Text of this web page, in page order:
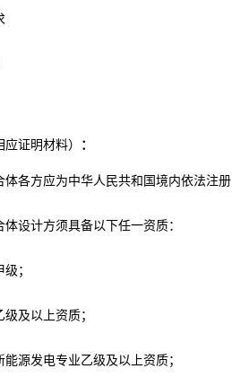
证明材料） ：
各方应为中华人民共和国境内依法注
设计方须具备以下任一资质：
；
及以上资质；
源发电专业乙级及以上资质；